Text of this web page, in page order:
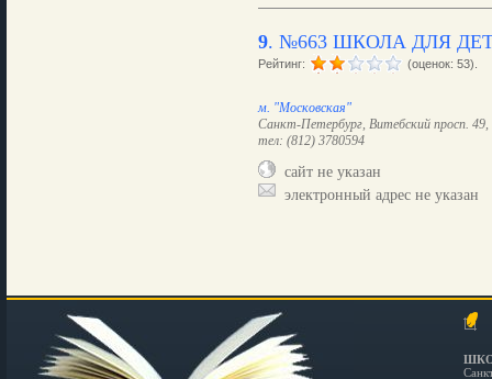
9. №663 ШКОЛА ДЛЯ
Рейтинг: (оценок: 53).
м. "Московская"
Санкт-Петербург, Витебский просп. 49,
тел: (812) 3780594
сайт не указан
электронный адрес не указан